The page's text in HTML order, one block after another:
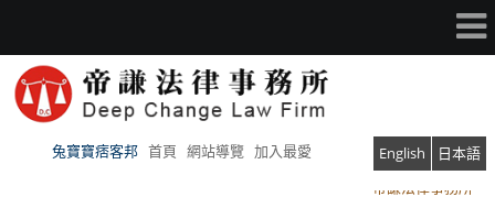
兔寶寶痞客邦 首頁 網站導覽 加入最愛 English
日本語
帝謙法律事務所